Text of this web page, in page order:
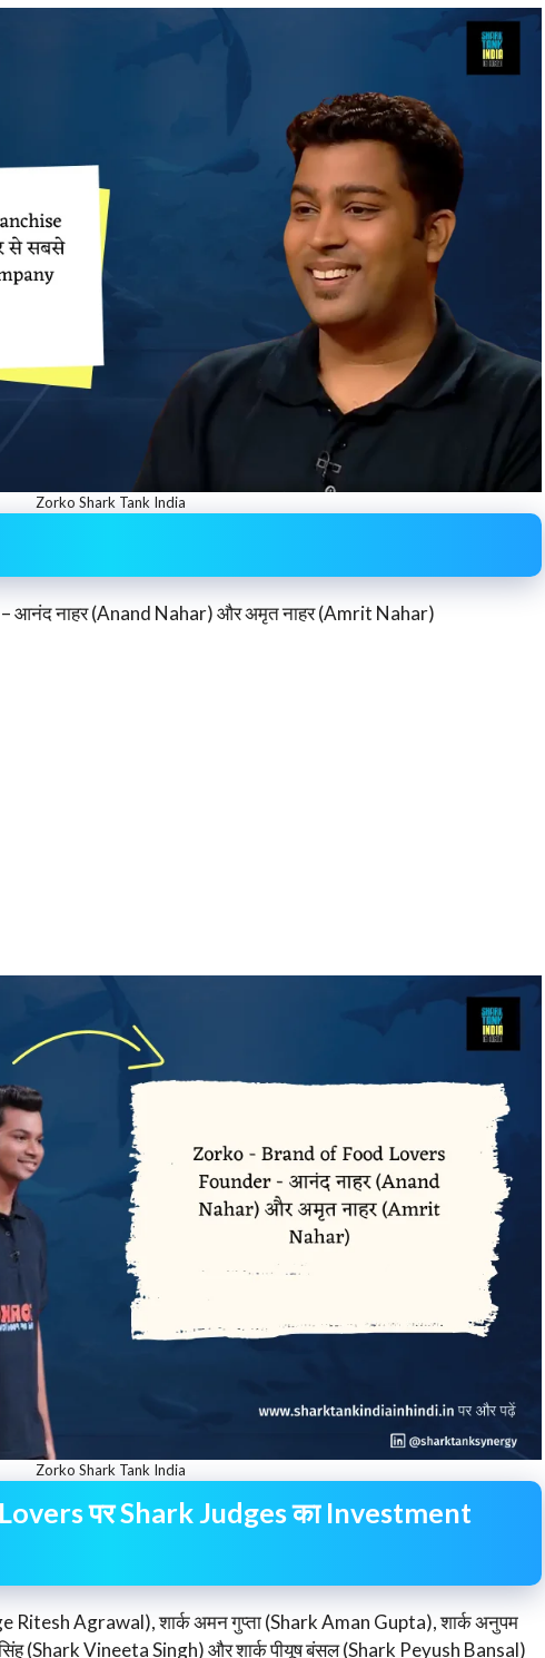
Zorko Shark Tank India
आनंद नाहर (Anand Nahar) और अमृत नाहर (Amrit Nahar)
Zorko Shark Tank India
पर Shark Judges का Investment
Ritesh Agrawal), शार्क अमन गुप्ता (Shark Aman Gupta), शार्क अनुपम
(Shark Vineeta Singh) और शार्क पीयूष बंसल (Shark Peyush Bansal)